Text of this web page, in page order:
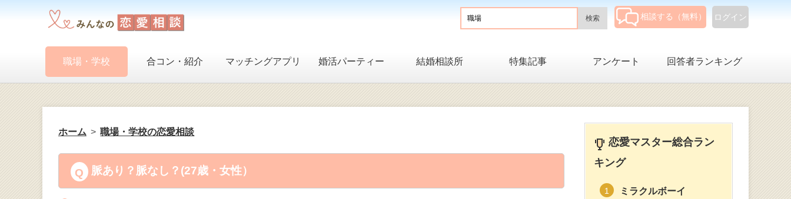
ログイン
相談する（無料）
職場・学校 合コン・紹介 マッチングアプリ 婚活パーティー 結婚相談所 特集記事 アンケート 回答者ランキング
ホーム 職場・学校の恋愛相談
脈あり？脈なし？(27歳・女性）
恋愛マスター総合ラン
キング
1 ミラクルボーイ